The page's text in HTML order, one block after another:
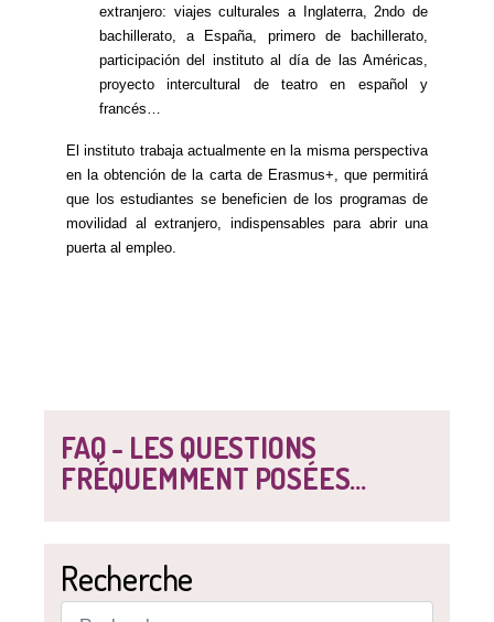
FAQ - LES QUESTIONS
FRÉQUEMMENT POSÉES...
Recherche
extranjero: viajes culturales a Inglaterra, 2ndo de
bachillerato, a España, primero de bachillerato,
participación del instituto al día de las Américas,
proyecto intercultural de teatro en español y
francés…
El instituto trabaja actualmente en la misma perspectiva
en la obtención de la carta de Erasmus+, que permitirá
que los estudiantes se beneficien de los programas de
movilidad al extranjero, indispensables para abrir una
puerta al empleo.